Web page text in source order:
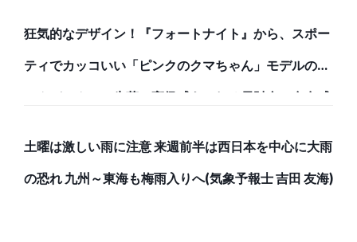
狂気的なデザイン！『フォートナイト』から、スポー
ティでカッコいい「ピンクのクマちゃん」モデルのバ
ックパックと、牛革で高級感あふれる長財布で存在感
土曜は激しい雨に注意 来週前半は西日本を中心に大雨
の恐れ 九州～東海も梅雨入りへ(気象予報士 吉田 友海)